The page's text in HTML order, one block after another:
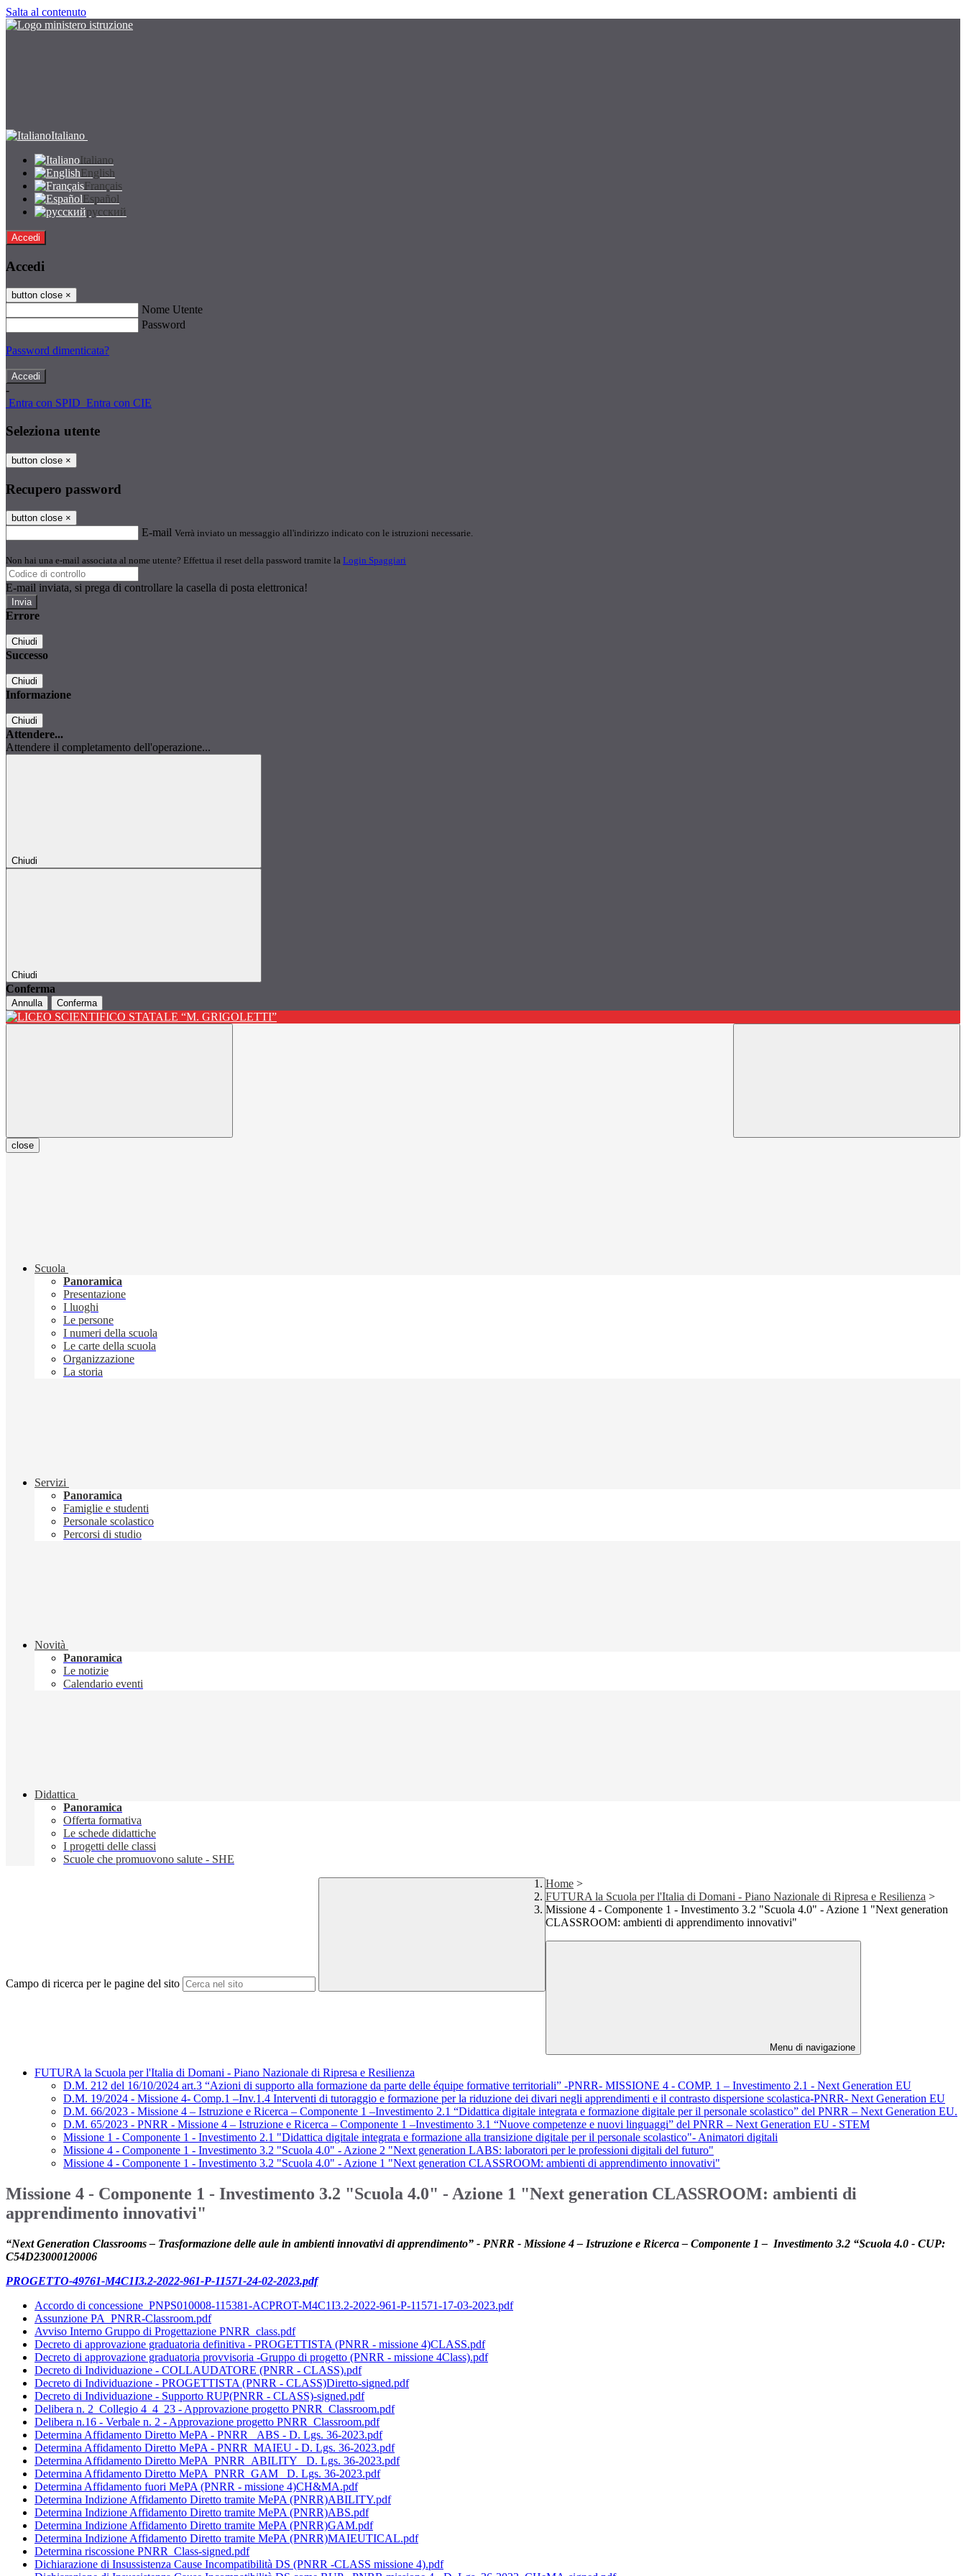
Salta al contenuto
Italiano
Italiano
English
Français
Español
русский
Accedi
Accedi
button close ×
Nome Utente
Password
Password dimenticata?
-
Entra con SPID Entra con CIE
Seleziona utente
button close ×
Recupero password
button close ×
E-mail Verrà inviato un messaggio all'indirizzo indicato con le istruzioni necessarie.
Non hai una e-mail associata al nome utente? Effettua il reset della password tramite la Login Spaggiari
E-mail inviata, si prega di controllare la casella di posta elettronica!
Errore
Chiudi
Successo
Chiudi
Informazione
Chiudi
Attendere...
Attendere il completamento dell'operazione...
Chiudi
Chiudi
Conferma
Annulla Conferma
close
Scuola
Panoramica
Presentazione
I luoghi
Le persone
I numeri della scuola
Le carte della scuola
Organizzazione
La storia
Servizi
Panoramica
Famiglie e studenti
Personale scolastico
Percorsi di studio
Novità
Panoramica
Le notizie
Calendario eventi
Didattica
Panoramica
Offerta formativa
Le schede didattiche
I progetti delle classi
Scuole che promuovono salute - SHE
Campo di ricerca per le pagine del sito
Home >
FUTURA la Scuola per l'Italia di Domani - Piano Nazionale di Ripresa e Resilienza >
Missione 4 - Componente 1 - Investimento 3.2 "Scuola 4.0" - Azione 1 "Next generation
CLASSROOM: ambienti di apprendimento innovativi"
Menu di navigazione
FUTURA la Scuola per l'Italia di Domani - Piano Nazionale di Ripresa e Resilienza
D.M. 212 del 16/10/2024 art.3 “Azioni di supporto alla formazione da parte delle équipe formative territoriali” -PNRR- MISSIONE 4 - COMP. 1 – Investimento 2.1 - Next Generation EU
D.M. 19/2024 - Missione 4- Comp.1 –Inv.1.4 Interventi di tutoraggio e formazione per la riduzione dei divari negli apprendimenti e il contrasto dispersione scolastica-PNRR- Next Generation EU
D.M. 66/2023 - Missione 4 – Istruzione e Ricerca – Componente 1 –Investimento 2.1 “Didattica digitale integrata e formazione digitale per il personale scolastico” del PNRR – Next Generation EU.
D.M. 65/2023 - PNRR - Missione 4 – Istruzione e Ricerca – Componente 1 –Investimento 3.1 “Nuove competenze e nuovi linguaggi” del PNRR – Next Generation EU - STEM
Missione 1 - Componente 1 - Investimento 2.1 "Didattica digitale integrata e formazione alla transizione digitale per il personale scolastico"- Animatori digitali
Missione 4 - Componente 1 - Investimento 3.2 "Scuola 4.0" - Azione 2 "Next generation LABS: laboratori per le professioni digitali del futuro"
Missione 4 - Componente 1 - Investimento 3.2 "Scuola 4.0" - Azione 1 "Next generation CLASSROOM: ambienti di apprendimento innovativi"
Missione 4 - Componente 1 - Investimento 3.2 "Scuola 4.0" - Azione 1 "Next generation CLASSROOM: ambienti di
apprendimento innovativi"
“Next Generation Classrooms – Trasformazione delle aule in ambienti innovativi di apprendimento” - PNRR - Missione 4 – Istruzione e Ricerca – Componente 1 – Investimento 3.2 “Scuola 4.0 - CUP:
C54D23000120006
PROGETTO-49761-M4C1I3.2-2022-961-P-11571-24-02-2023.pdf
Accordo di concessione_PNPS010008-115381-ACPROT-M4C1I3.2-2022-961-P-11571-17-03-2023.pdf
Assunzione PA_PNRR-Classroom.pdf
Avviso Interno Gruppo di Progettazione PNRR_class.pdf
Decreto di approvazione graduatoria definitiva - PROGETTISTA (PNRR - missione 4)CLASS.pdf
Decreto di approvazione graduatoria provvisoria -Gruppo di progetto (PNRR - missione 4Class).pdf
Decreto di Individuazione - COLLAUDATORE (PNRR - CLASS).pdf
Decreto di Individuazione - PROGETTISTA (PNRR - CLASS)Diretto-signed.pdf
Decreto di Individuazione - Supporto RUP(PNRR - CLASS)-signed.pdf
Delibera n. 2_Collegio 4_4_23 - Approvazione progetto PNRR_Classroom.pdf
Delibera n.16 - Verbale n. 2 - Approvazione progetto PNRR_Classroom.pdf
Determina Affidamento Diretto MePA - PNRR _ABS - D. Lgs. 36-2023.pdf
Determina Affidamento Diretto MePA - PNRR_MAIEU - D. Lgs. 36-2023.pdf
Determina Affidamento Diretto MePA_PNRR_ABILITY_ D. Lgs. 36-2023.pdf
Determina Affidamento Diretto MePA_PNRR_GAM_ D. Lgs. 36-2023.pdf
Determina Affidamento fuori MePA (PNRR - missione 4)CH&MA.pdf
Determina Indizione Affidamento Diretto tramite MePA (PNRR)ABILITY.pdf
Determina Indizione Affidamento Diretto tramite MePA (PNRR)ABS.pdf
Determina Indizione Affidamento Diretto tramite MePA (PNRR)GAM.pdf
Determina Indizione Affidamento Diretto tramite MePA (PNRR)MAIEUTICAL.pdf
Determina riscossione PNRR_Class-signed.pdf
Dichiarazione di Insussistenza Cause Incompatibilità DS (PNRR -CLASS missione 4).pdf